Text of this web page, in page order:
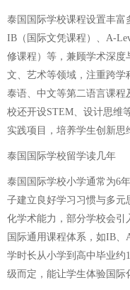
泰国国际学校课程设置丰富
IB（国际文凭课程）、A-
修课程）等，兼顾学术深度
文、艺术等领域，注重跨
泰语、中文等第二语言课
校还开设STEM、设计思维
实践项目，培养学生创新思
泰国国际学校留学读几年
泰国国际学校小学通常为6
子建立良好学习习惯与多元
化学术能力，部分学校会引
国际通用课程体系，如IB、
学时长从小学到高中毕业约
级而定，能让学生体验国际